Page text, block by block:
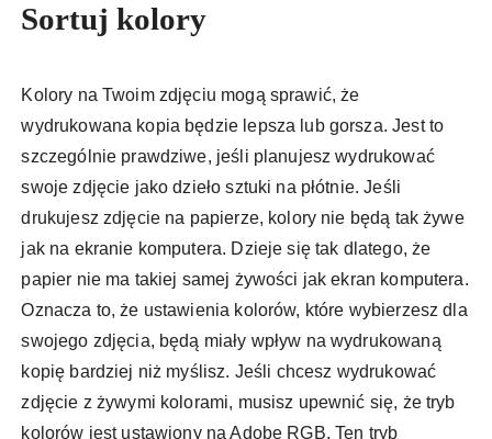
Sortuj kolory
Kolory na Twoim zdjęciu mogą sprawić, że
wydrukowana kopia będzie lepsza lub gorsza. Jest to
szczególnie prawdziwe, jeśli planujesz wydrukować
swoje zdjęcie jako dzieło sztuki na płótnie. Jeśli
drukujesz zdjęcie na papierze, kolory nie będą tak żywe
jak na ekranie komputera. Dzieje się tak dlatego, że
papier nie ma takiej samej żywości jak ekran komputera.
Oznacza to, że ustawienia kolorów, które wybierzesz dla
swojego zdjęcia, będą miały wpływ na wydrukowaną
kopię bardziej niż myślisz. Jeśli chcesz wydrukować
zdjęcie z żywymi kolorami, musisz upewnić się, że tryb
kolorów jest ustawiony na Adobe RGB. Ten tryb